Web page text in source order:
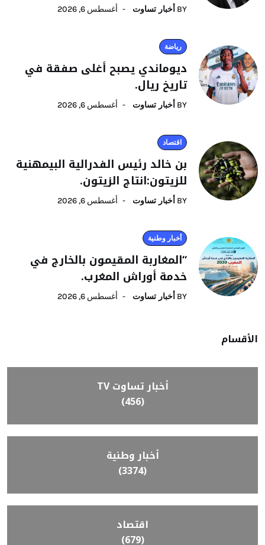
BY أخبار تساوت أغسطس 6, 2026
رياضة
ديوماندي يصبح أغلى صفقة في
تاريخ ريال.
BY أخبار تساوت أغسطس 6, 2026
اقتصاد
بن خالد رئيس الفدرالية البيمهنية
للزيتون:انتاج الزيتون.
BY أخبار تساوت أغسطس 6, 2026
أخبار وطنية
“المغاربة المقيمون بالخارج في
خدمة أوراش المغرب.
BY أخبار تساوت أغسطس 6, 2026
الأقسام
أخبار تساوت TV
(456)
أخبار وطنية
(3374)
اقتصاد
(679)